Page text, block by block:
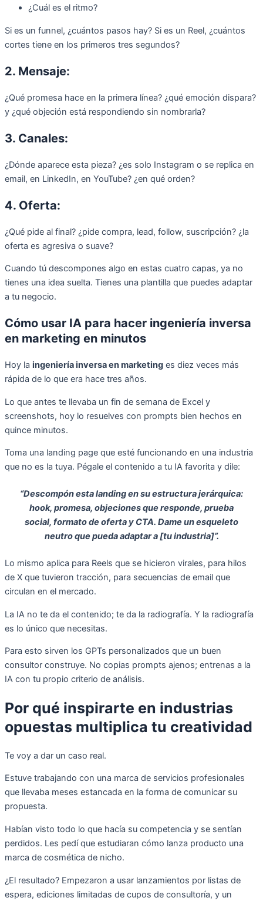
¿Cuál es el ritmo?
Si es un funnel, ¿cuántos pasos hay? Si es un Reel, ¿cuántos
cortes tiene en los primeros tres segundos?
2. Mensaje:
¿Qué promesa hace en la primera línea? ¿qué emoción dispara?
y ¿qué objeción está respondiendo sin nombrarla?
3. Canales:
¿Dónde aparece esta pieza? ¿es solo Instagram o se replica en
email, en LinkedIn, en YouTube? ¿en qué orden?
4. Oferta:
¿Qué pide al final? ¿pide compra, lead, follow, suscripción? ¿la
oferta es agresiva o suave?
Cuando tú descompones algo en estas cuatro capas, ya no
tienes una idea suelta. Tienes una plantilla que puedes adaptar
a tu negocio.
Cómo usar IA para hacer ingeniería inversa
en marketing en minutos
Hoy la ingeniería inversa en marketing es diez veces más
rápida de lo que era hace tres años.
Lo que antes te llevaba un fin de semana de Excel y
screenshots, hoy lo resuelves con prompts bien hechos en
quince minutos.
Toma una landing page que esté funcionando en una industria
que no es la tuya. Pégale el contenido a tu IA favorita y dile:
“Descompón esta landing en su estructura jerárquica:
hook, promesa, objeciones que responde, prueba
social, formato de oferta y CTA. Dame un esqueleto
neutro que pueda adaptar a [tu industria]”.
Lo mismo aplica para Reels que se hicieron virales, para hilos
de X que tuvieron tracción, para secuencias de email que
circulan en el mercado.
La IA no te da el contenido; te da la radiografía. Y la radiografía
es lo único que necesitas.
Para esto sirven los GPTs personalizados que un buen
consultor construye. No copias prompts ajenos; entrenas a la
IA con tu propio criterio de análisis.
Por qué inspirarte en industrias
opuestas multiplica tu creatividad
Te voy a dar un caso real.
Estuve trabajando con una marca de servicios profesionales
que llevaba meses estancada en la forma de comunicar su
propuesta.
Habían visto todo lo que hacía su competencia y se sentían
perdidos. Les pedí que estudiaran cómo lanza producto una
marca de cosmética de nicho.
¿El resultado? Empezaron a usar lanzamientos por listas de
espera, ediciones limitadas de cupos de consultoría, y un